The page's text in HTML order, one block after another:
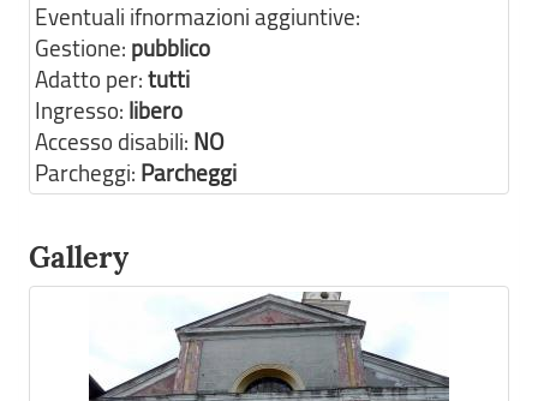
Eventuali ifnormazioni aggiuntive:
Gestione: pubblico
Adatto per:tutti
Ingresso: libero
Accesso disabili: NO
Parcheggi: Parcheggi
Gallery